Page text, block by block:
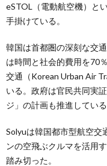
eSTOL（電動航空機）と
手掛けている。
韓国は首都圏の深刻な交
は時間と社会的費用を70
交通（Korean Urban Air
いる。政府は官民共同実
ジ」の計画も推進している
Solyuは韓国都市型航空交
ンの空飛ぶクルマを活用
踏み切った。